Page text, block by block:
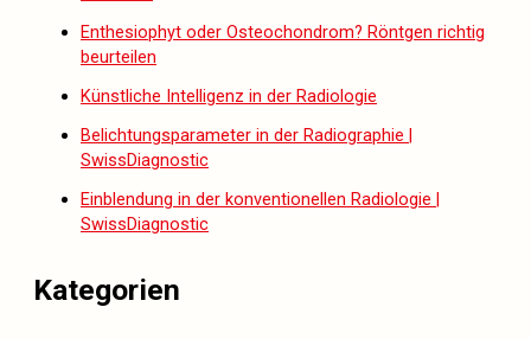
Enthesiophyt oder Osteochondrom? Röntgen richtig
beurteilen
Künstliche Intelligenz in der Radiologie
Belichtungsparameter in der Radiographie |
SwissDiagnostic
Einblendung in der konventionellen Radiologie |
SwissDiagnostic
Kategorien